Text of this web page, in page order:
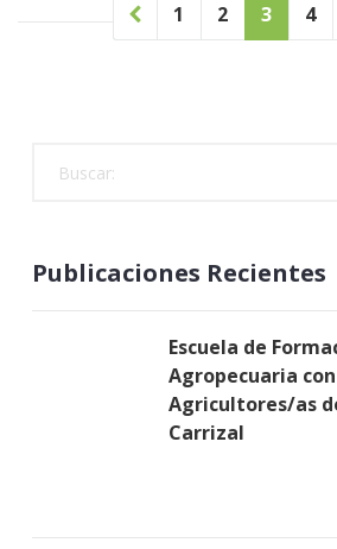
1 2 3 4
Publicaciones Recientes
Escuela de
Agropecuaria con
Agricultores/as
Carrizal